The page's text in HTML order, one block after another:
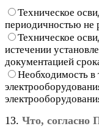
Техническое
периодичностью не
Техническое
истечении
документацией
Необходимость в
13. Что, согласно